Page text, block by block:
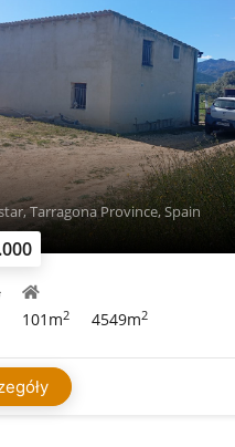
Tarragona Province, Spain
101m2 4549m2